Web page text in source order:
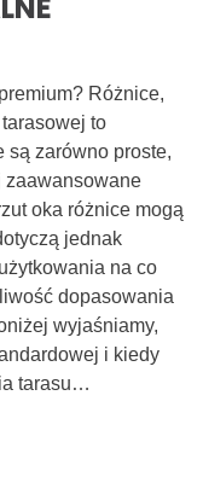
Różnice,
to
są zarówno proste,
zaawansowane
oka różnice mogą
jednak
na co
dopasowania
wyjaśniamy,
i kiedy
tarasu…